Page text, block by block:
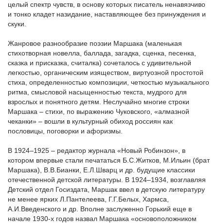
целый спектр чувств, в основу которых писатель ненавязчиво
и тонко кладет назидание, наставляющее без принуждения и
скуки.
Жанровое разнообразие поэзии Маршака (маленькая
стихотворная новелла, баллада, загадка, сценка, песенка,
сказка и присказка, считалка) сочеталось с удивительной
легкостью, органическим изяществом, виртуозной простотой
стиха, определенностью композиции, четкостью музыкального
ритма, смысловой насыщенностью текста, мудрого для
взрослых и понятного детям. Неслучайно многие строки
Маршака – стихи, по выражению Чуковского, «алмазной
чеканки» – вошли в культурный обиход россиян как
пословицы, поговорки и афоризмы.
В 1924–1925 – редактор журнала «Новый Робинзон», в
котором впервые стали печататься Б.С.Житков, М.Ильин (брат
Маршака), В.В.Бианки, Е.Л.Шварц и др. будущие классики
отечественной детской литературы. В 1924–1934, возглавляя
Детский отдел Госиздата, Маршак ввел в детскую литературу
не менее ярких Л.Пантелеева, Г.Г.Белых, Хармса,
А.И.Введенского и др. Вполне заслуженно Горький еще в
начале 1930-х годов назвал Маршака «основоположником